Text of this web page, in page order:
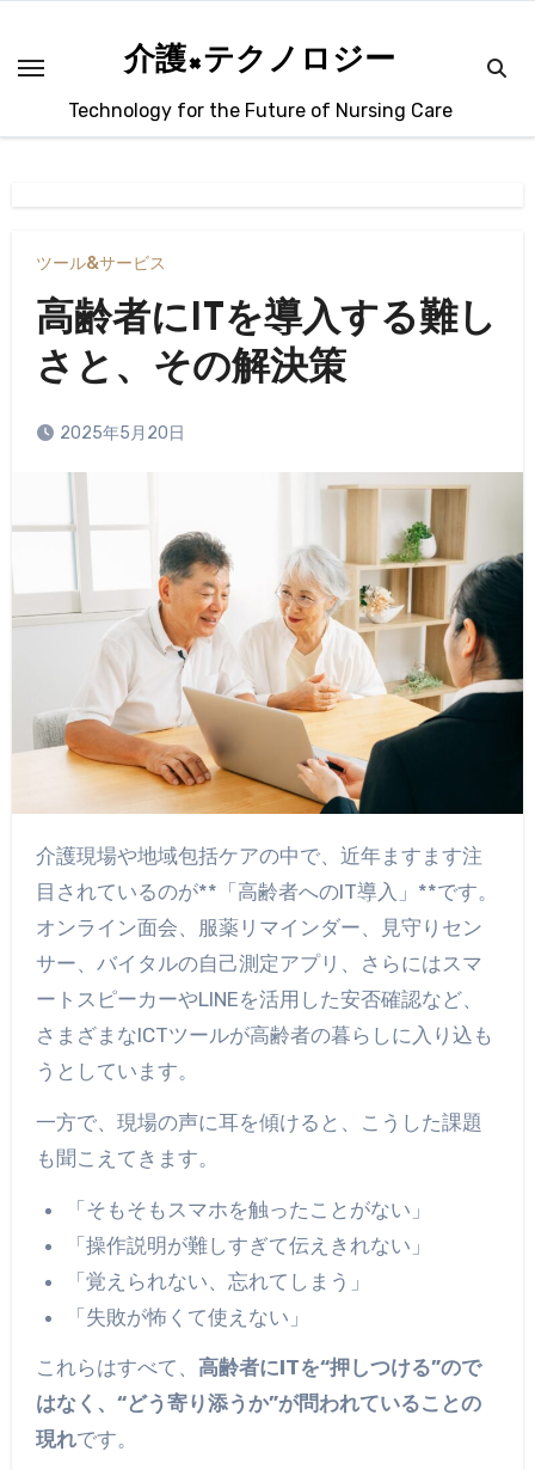
介護×テクノロジー
Technology for the Future of Nursing Care
ツール&サービス
高齢者にITを導入する難し
さと、その解決策
2025年5月20日
介護現場や地域包括ケアの中で、近年ますます注
目されているのが**「高齢者へのIT導入」**です。
オンライン面会、服薬リマインダー、見守りセン
サー、バイタルの自己測定アプリ、さらにはスマ
ートスピーカーやLINEを活用した安否確認など、
さまざまなICTツールが高齢者の暮らしに入り込も
うとしています。
一方で、現場の声に耳を傾けると、こうした課題
も聞こえてきます。
「そもそもスマホを触ったことがない」
「操作説明が難しすぎて伝えきれない」
「覚えられない、忘れてしまう」
「失敗が怖くて使えない」
これらはすべて、 高齢者にITを“押しつける”ので
はなく、“どう寄り添うか”が問われていることの
現れです。